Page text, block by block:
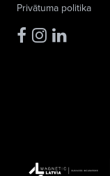
Privātuma politika